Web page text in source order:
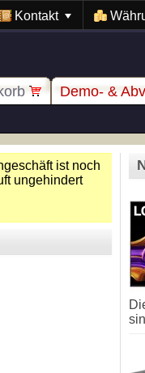
Kontakt
Demo- &
ist noch
ungehindert